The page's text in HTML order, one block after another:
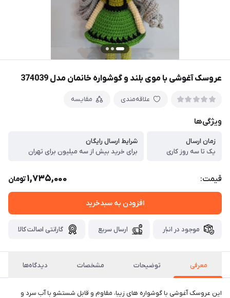
عروسک آغوشی با موی بلند و گوشواره خانمان مدل 374039
علاقه‌مندی مقایسه
ویژگی‌ها
زمان ارسال
یک تا سه روز کاری
شرایط ارسال رایگان
برای خرید بیش از سه میلیون برای تهران
قیمت: 1,735,000تومان
افزودن به سبدخرید
موجود در انبار ارسال سریع گارانتی اصالت کالا
معرفی توضیحات مشخصات دیدگاه‌ها
این عروسک آغوشی با گوشواره های زیبا، مقاوم و قابل شستشو با آب سرد و